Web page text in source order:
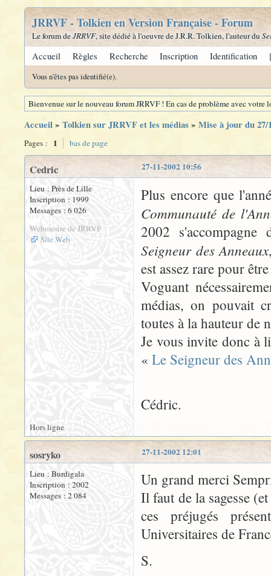
JRRVF - Tolkien en Version Française - Forum
Le forum deJRRVF, site dédié à l'oeuvre de J.R.R. Tolkien, l'auteur du
Accueil Règles Recherche Inscription Identification
Vous n'êtes pas identifié(e).
Bienvenue sur le nouveau forum JRRVF ! En cas de problème avec
Accueil» Tolkien sur JRRVF et les médias» Mise à jour du 27/
Pages : 1 bas de page
27-11-2002 10:56
Cedric
Lieu : Près de Lille
Inscription : 1999
Messages : 6 026
Webmestre de JRRVF
Site Web
Plus encore que
Communauté de
2002
Seigneur des Anneaux
est assez rare pour
Voguant
médias, on pouvait
toutes à la hauteur de
Je vous invite donc à
« Le Seigneur des
Cédric.
Hors ligne
27-11-2002 12:01
sosryko
Lieu : Burdigala
Inscription : 2002
Messages : 2 084
Un grand merci
Il faut de la sagesse
ces préjugés
Universitaires de
S.